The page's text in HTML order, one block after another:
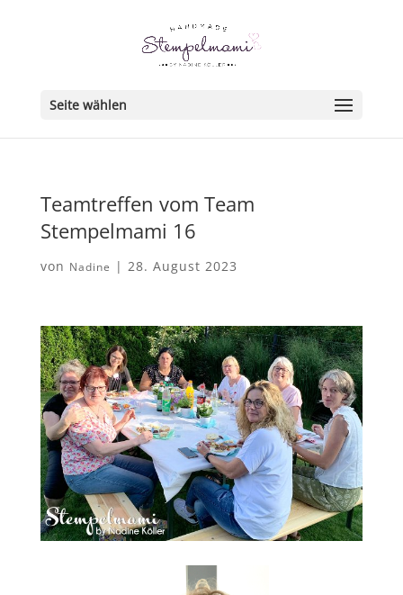
Seite wählen
Teamtreffen vom Team
Stempelmami 16
von Nadine | 28. August 2023